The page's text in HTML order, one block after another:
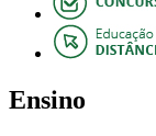
Ensino